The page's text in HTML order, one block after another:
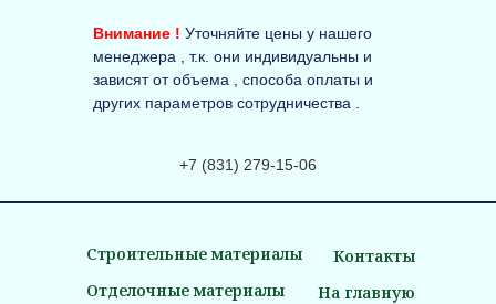
Внимание ! Уточняйте цены у нашего
менеджера , т.к. они индивидуальны и
зависят от объема , способа оплаты и
других параметров сотрудничества .
Строительные материалы
Отделочные материалы
На главную
Контакты
+7 (831) 279-15-06